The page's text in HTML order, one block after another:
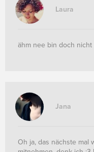
Laura
ähm nee bin doch
Jana
Oh ja, das nächste mal